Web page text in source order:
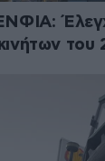
ΕΝΦΙΑ:
του